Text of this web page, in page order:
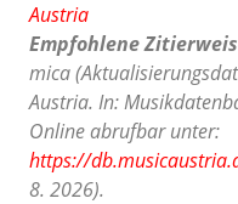
Austria
Empfohlene
mica
Austria. In:
Online abrufbar unter:
https://
8. 2026).